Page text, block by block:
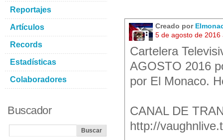
Creado por
5 de agosto de 2016
Cartelera
AGOSTO 2016
por El Monaco.
CANAL DE
http://
Reportajes
Artículos
Records
Estadísticas
Colaboradores
Buscador